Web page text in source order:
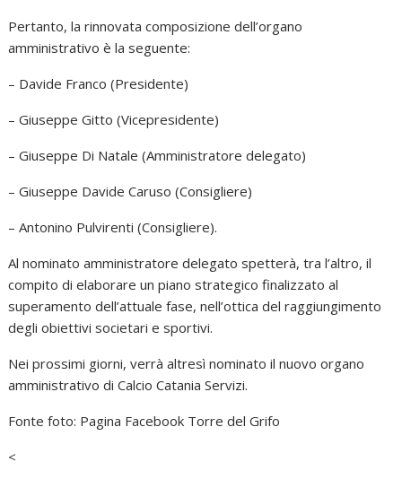
Pertanto, la rinnovata composizione dell’organo
amministrativo è la seguente:
– Davide Franco (Presidente)
– Giuseppe Gitto (Vicepresidente)
– Giuseppe Di Natale (Amministratore delegato)
– Giuseppe Davide Caruso (Consigliere)
– Antonino Pulvirenti (Consigliere).
Al nominato amministratore delegato spetterà, tra l’altro, il
compito di elaborare un piano strategico finalizzato al
superamento dell’attuale fase, nell’ottica del raggiungimento
degli obiettivi societari e sportivi.
Nei prossimi giorni, verrà altresì nominato il nuovo organo
amministrativo di Calcio Catania Servizi.
Fonte foto: Pagina Facebook Torre del Grifo
<